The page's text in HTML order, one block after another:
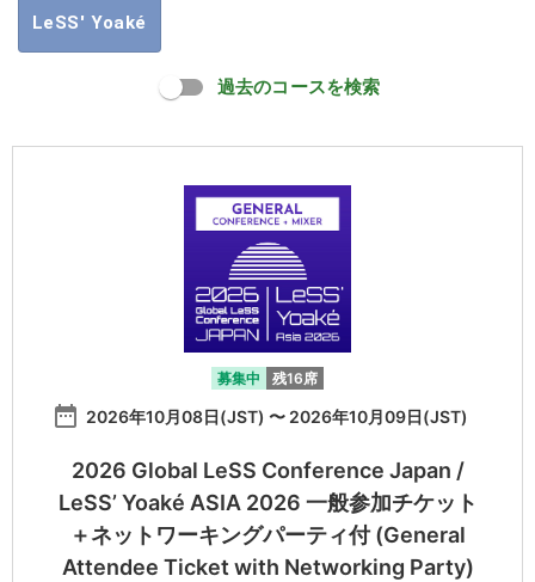
LeSS' Yoaké
過去のコースを検索
募集中 残16席
date_range 2026年10月08日(JST) 〜 2026年10月09日(JST)
2026 Global LeSS Conference Japan /
LeSS’ Yoaké ASIA 2026 一般参加チケット
＋ネットワーキングパーティ付 (General
Attendee Ticket with Networking Party)